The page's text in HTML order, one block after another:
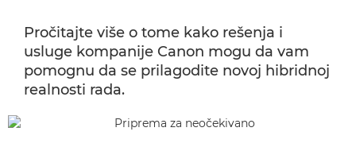
Pročitajte više o tome kako rešenja i
usluge kompanije Canon mogu da vam
pomognu da se prilagodite novoj hibridnoj
realnosti rada.